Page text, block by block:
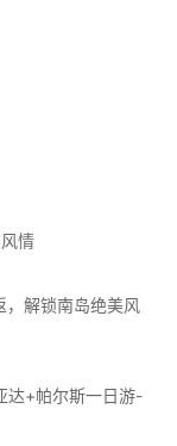
情
解锁南岛绝美风
达+帕尔斯一日游-